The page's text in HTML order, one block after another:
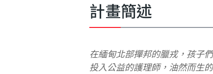
計畫簡述
在緬甸北部撣邦的臘戎，孩子
投入公益的護理師，油然而生